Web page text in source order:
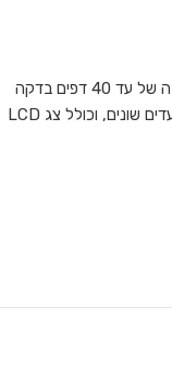
Epson WorkForce DS-730N הוא סורק רשת עצמאי ויעיל עם הזנת נייר אוטומטית, המספק סריקה מהירה של עד 40 דפים בדקה
חד-צדדית או 80 עמודים בדקה בסריקה דו-צדדית. הסורק מאפשר שיתוף קבצים בלחיצת כפתור ישירות ליעדים שונים, וכולל צג LCD